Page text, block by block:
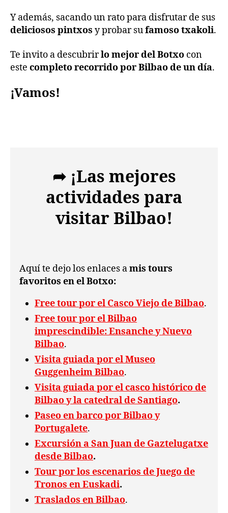
Y además, sacando un rato para disfrutar de sus
deliciosos pintxos y probar sufamoso txakoli.
Te invito a descubrirlo mejor del Botxo con
este completo recorrido por Bilbao de un día.
¡Vamos!
➦ ¡Las mejores
actividades para
visitar Bilbao!
Aquí te dejo los enlaces amis tours
favoritos en el Botxo:
Free tour por el Casco Viejo de Bilbao.
Free tour por el Bilbao
imprescindible: Ensanche y Nuevo
Bilbao.
Visita guiada por el Museo
Guggenheim Bilbao.
Visita guiada por el casco histórico de
Bilbao y la catedral de Santiago.
Paseo en barco por Bilbao y
Portugalete.
Excursión a San Juan de Gaztelugatxe
desde Bilbao.
Tour por los escenarios de Juego de
Tronos en Euskadi.
Traslados en Bilbao.